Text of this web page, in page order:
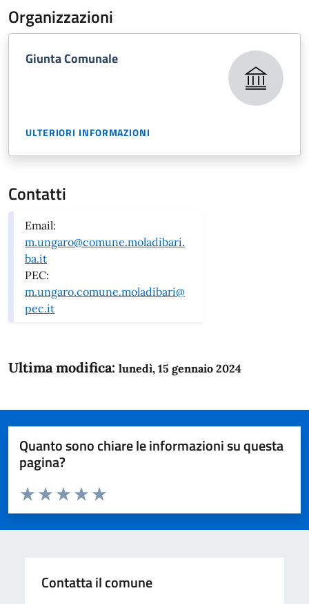
Organizzazioni
Giunta Comunale
ULTERIORI INFORMAZIONI
Contatti
Email:
m.ungaro@comune.moladibari.
ba.it
PEC:
m.ungaro.comune.moladibari@
pec.it
Ultima modifica: lunedì, 15 gennaio 2024
Quanto sono chiare le informazioni su questa
pagina?
Domanda
Valuta da 1 a 5 stelle la pagina
Valuta 5 stelle su 5
Valuta 4 stelle su 5
Valuta 3 stelle su 5
Valuta 2 stelle su 5
Valuta 1 stelle su 5
Contatta il comune